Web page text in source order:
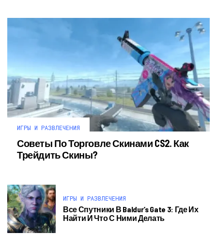
ИГРЫ И РАЗВЛЕЧЕНИЯ
Советы По Торговле Скинами CS2. Как
Трейдить Скины?
ИГРЫ И РАЗВЛЕЧЕНИЯ
Все Спутники В Baldur’s Gate 3: Где Их
Найти И Что С Ними Делать